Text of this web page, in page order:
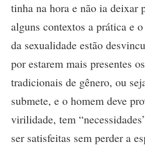
tinha na hora e não ia deixar
alguns contextos a prática e
da sexualidade estão
por estarem mais presentes
tradicionais de gênero, ou
submete, e o homem deve
virilidade, tem
ser satisfeitas sem perder a